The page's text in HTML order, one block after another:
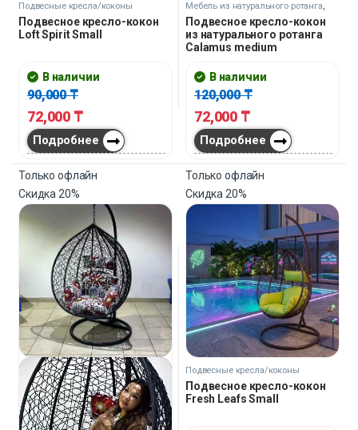
Подвесные кресла/коконы
Подвесное кресло-кокон
Loft Spirit Small
В наличии
90,000₸
72,000 ₸
Подробнее
Мебель из натурального ротанга,
Подвесные кресла/коконы
Подвесное кресло-кокон
из натурального ротанга
Calamus medium
В наличии
120,000₸
72,000 ₸
Подробнее
Только офлайн
Скидка 20%
Только офлайн
Скидка 20%
Подвесные кресла/коконы
Подвесное кресло-кокон
Fresh Leafs Small